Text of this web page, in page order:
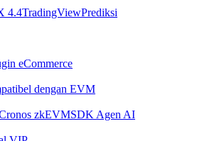
4.4TradingViewPrediksi
eCommerce
dengan EVM
zkEVMSDK Agen AI